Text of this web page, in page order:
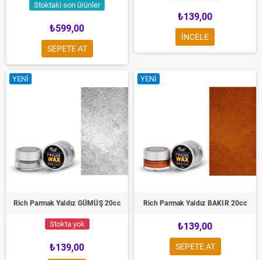
Stoktaki son ürünler
₺599,00
SEPETE AT
₺139,00
INCELE
YENI
Rich Parmak Yaldız GÜMÜŞ 20cc
Stokta yok
₺139,00
YENI
Rich Parmak Yaldız BAKIR 20cc
₺139,00
SEPETE AT